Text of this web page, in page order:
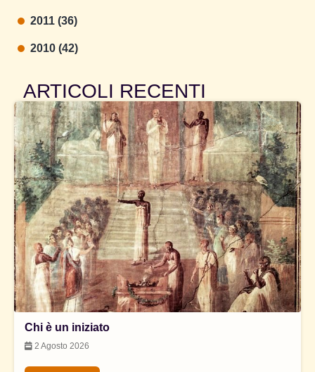
2011 (36)
2010 (42)
ARTICOLI RECENTI
Chi è un iniziato
2 Agosto 2026